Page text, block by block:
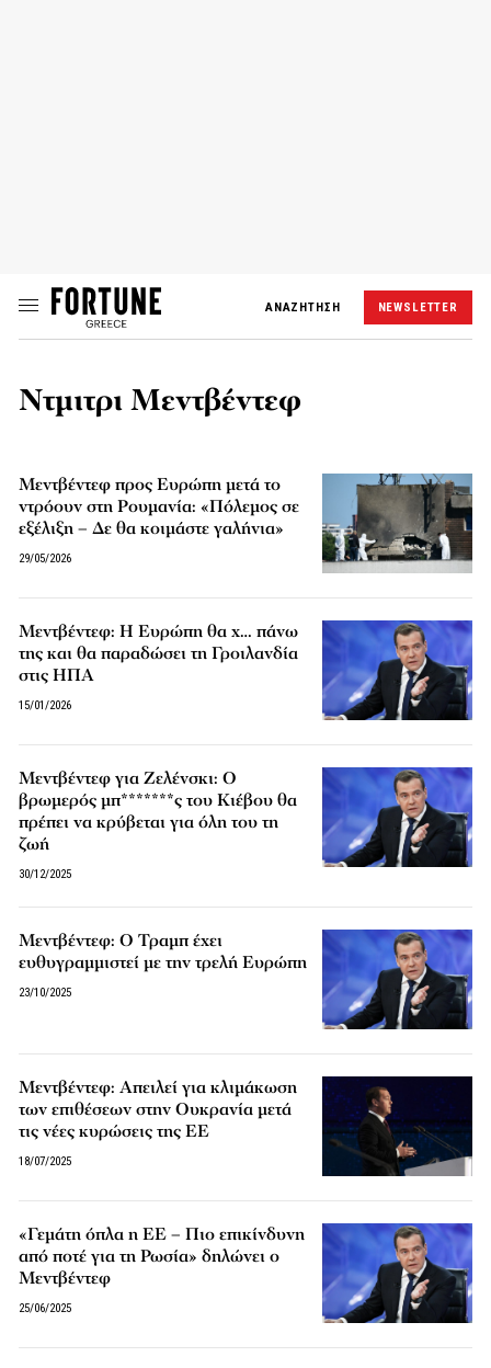
ΑΝΑΖΗΤΗΣΗ NEWSLETTER
Ντμιτρι Μεντβέντεφ
Μεντβέντεφ προς Ευρώπη μετά το
ντρόουν στη Ρουμανία: «Πόλεμος σε
εξέλιξη – Δε θα κοιμάστε γαλήνια»
29/05/2026
Μεντβέντεφ: Η Ευρώπη θα χ… πάνω
της και θα παραδώσει τη Γροιλανδία
στις ΗΠΑ
15/01/2026
Μεντβέντεφ για Ζελένσκι: Ο
βρωμερός μπ*******ς του Κιέβου θα
πρέπει να κρύβεται για όλη του τη
ζωή
30/12/2025
Μεντβέντεφ: Ο Τραμπ έχει
ευθυγραμμιστεί με την τρελή Ευρώπη
23/10/2025
Μεντβέντεφ: Απειλεί για κλιμάκωση
των επιθέσεων στην Ουκρανία μετά
τις νέες κυρώσεις της ΕΕ
18/07/2025
«Γεμάτη όπλα η ΕΕ – Πιο επικίνδυνη
από ποτέ για τη Ρωσία» δηλώνει ο
Μεντβέντεφ
25/06/2025